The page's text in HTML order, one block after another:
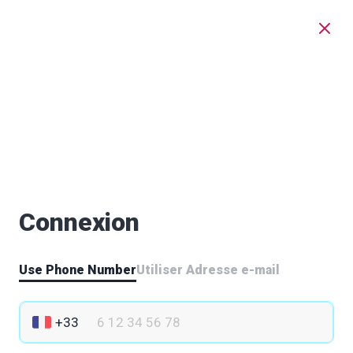
Connexion
Use Phone NumberUtiliser Adresse e-mail